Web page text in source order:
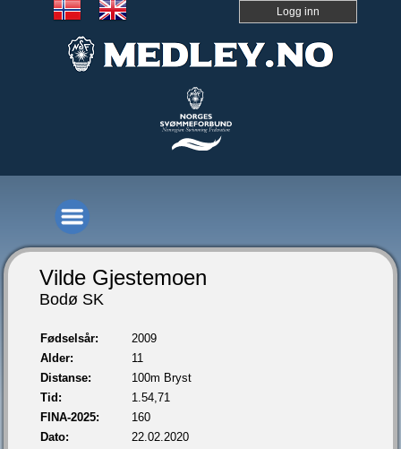
Logg inn
Vilde Gjestemoen
Bodø SK
Fødselsår:
2009
Alder:
11
Distanse:
100m Bryst
Tid:
1.54,71
FINA-2025:
160
Dato:
22.02.2020